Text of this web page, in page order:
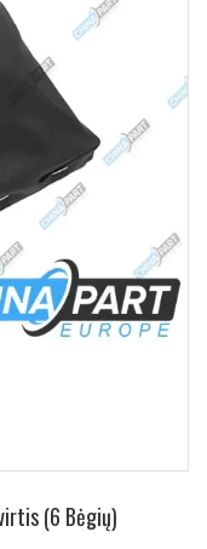
(6 Bėgių)